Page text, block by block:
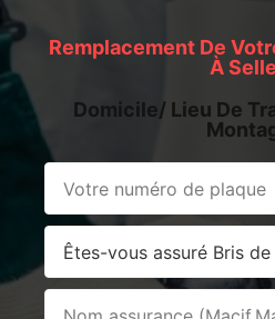
Remplacement De
À
Domicile/ Lieu De